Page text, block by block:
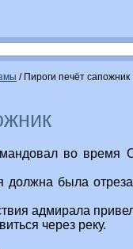
/ Пироги печёт сапожник
во время
должна была
адмирала
через реку.